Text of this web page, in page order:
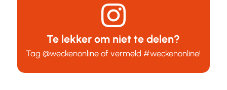
Te lekker om niet te delen?
Tag@weckenonline of vermeld#weckenonline!